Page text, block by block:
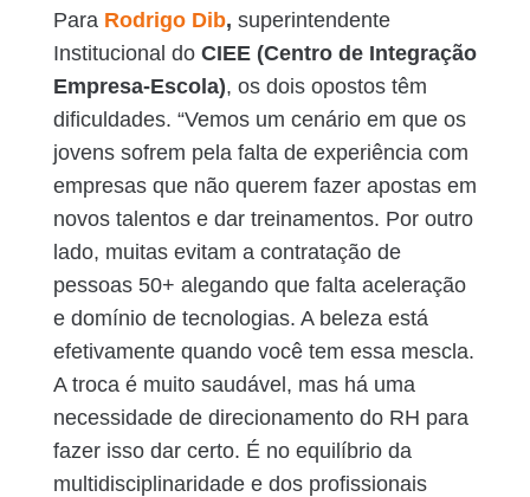
Para Rodrigo Dib, superintendente
Institucional do CIEE (Centro de Integração
Empresa-Escola), os dois opostos têm
dificuldades. “Vemos um cenário em que os
jovens sofrem pela falta de experiência com
empresas que não querem fazer apostas em
novos talentos e dar treinamentos. Por outro
lado, muitas evitam a contratação de
pessoas 50+ alegando que falta aceleração
e domínio de tecnologias. A beleza está
efetivamente quando você tem essa mescla.
A troca é muito saudável, mas há uma
necessidade de direcionamento do RH para
fazer isso dar certo. É no equilíbrio da
multidisciplinaridade e dos profissionais